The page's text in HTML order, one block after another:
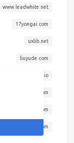
www.leadwhite.net
17yongai.com
uxlib.net
liuyude.com
qcyblm.gitee.io
www.colachan.com
wangmuyang.com
blog.ryouissei.com